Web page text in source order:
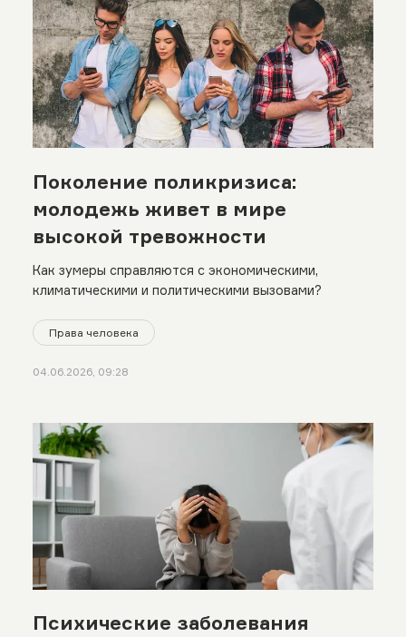
Поколение поликризиса:
молодежь живет в мире
высокой тревожности
Как зумеры справляются с экономическими,
климатическими и политическими вызовами?
Права человека
04.06.2026, 09:28
Психические заболевания